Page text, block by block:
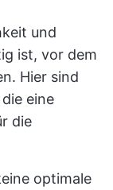
und
ist, vor dem
Hier sind
eine
die
optimale